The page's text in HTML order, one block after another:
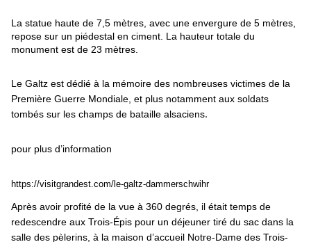
La statue haute de 7,5 mètres, avec une envergure de 5 mètres,
repose sur un piédestal en ciment. La hauteur totale du
monument est de 23 mètres.
Le Galtz est dédié à la mémoire des nombreuses victimes de la
Première Guerre Mondiale, et plus notamment aux soldats
tombés sur les champs de bataille alsaciens.
pour plus d’information
https://visitgrandest.com/le-galtz-dammerschwihr
Après avoir profité de la vue à 360 degrés, il était temps de
redescendre aux Trois-Épis pour un déjeuner tiré du sac dans la
salle des pèlerins, à la maison d’accueil Notre-Dame des Trois-